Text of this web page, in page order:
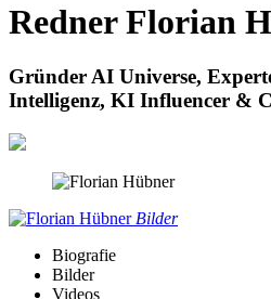
RednerFlorian
Gründer AI Universe,
Intelligenz, KI Influencer &
Bilder
Biografie
Bilder
Videos